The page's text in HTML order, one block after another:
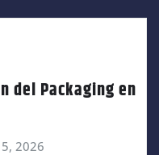
del Packaging en
2026